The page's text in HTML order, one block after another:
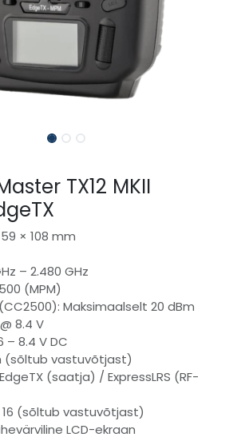
TX12 MKII
× 108 mm
– 2.480 GHz
(MPM)
Maksimaalselt 20 dBm
8.4 V
– 8.4 V DC
(sõltub vastuvõtjast)
(saatja) / ExpressLRS (RF-
16 (sõltub vastuvõtjast)
LCD-ekraan